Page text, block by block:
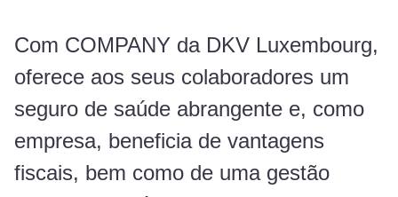
Com COMPANY da DKV Luxembourg,
oferece aos seus colaboradores um
seguro de saúde abrangente e, como
empresa, beneficia de vantagens
fiscais, bem como de uma gestão